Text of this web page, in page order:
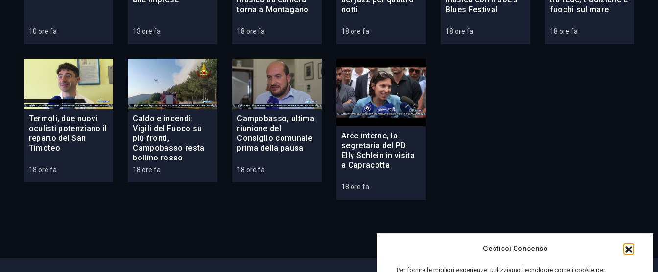
Gestisci Consenso
Per fornire le migliori esperienze, utilizziamo tecnologie come i cookie per
10 ore fa 13 ore fa
torna a Montagano
18 ore fa
notti
18 ore fa
Blues Festival
18 ore fa
fuochi sul mare
18 ore fa
Termoli, due nuovi
oculisti potenziano il
reparto del San
Timoteo
18 ore fa
Caldo e incendi:
Vigili del Fuoco su
più fronti,
Campobasso resta
bollino rosso
18 ore fa
Campobasso, ultima
riunione del
Consiglio comunale
prima della pausa
18 ore fa
Aree interne, la
segretaria del PD
Elly Schlein in visita
a Capracotta
18 ore fa